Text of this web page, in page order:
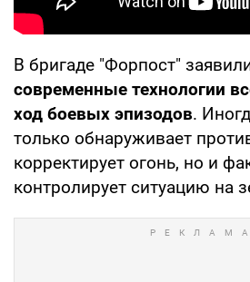
В бригаде "Форпост"
современные технологии
ход боевых эпизодов.
только обнаруживает
корректирует огонь, но и
контролирует ситуацию на